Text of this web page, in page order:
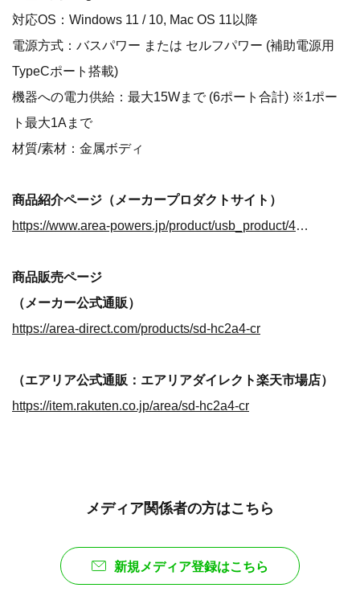
対応OS：Windows 11 / 10, Mac OS 11以降
電源方式：バスパワー または セルフパワー (補助電源用
TypeCポート搭載)
機器への電力供給：最大15Wまで (6ポート合計) ※1ポー
ト最大1Aまで
材質/素材：金属ボディ
商品紹介ページ（メーカープロダクトサイト）
https://www.area-powers.jp/product/usb_product/4580722551562/
商品販売ページ
（メーカー公式通販）
https://area-direct.com/products/sd-hc2a4-cr
（エアリア公式通販：エアリアダイレクト楽天市場店）
https://item.rakuten.co.jp/area/sd-hc2a4-cr
メディア関係者の方はこちら
新規メディア登録はこちら